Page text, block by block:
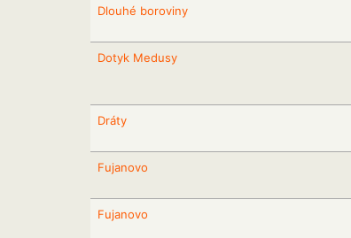
Dlouhé boroviny
Dotyk Medusy
Dráty
Fujanovo
Fujanovo